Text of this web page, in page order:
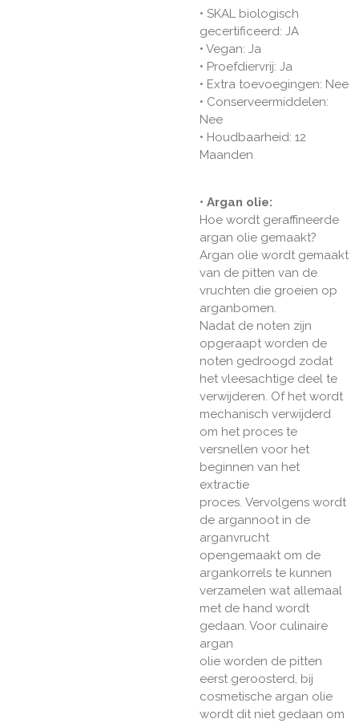
• SKAL biologisch
gecertificeerd: JA
• Vegan: Ja
• Proefdiervrij: Ja
• Extra toevoegingen: Nee
• Conserveermiddelen:
Nee
• Houdbaarheid: 12
Maanden
• Argan olie:
Hoe wordt geraffineerde
argan olie gemaakt?
Argan olie wordt gemaakt
van de pitten van de
vruchten die groeien op
arganbomen.
Nadat de noten zijn
opgeraapt worden de
noten gedroogd zodat
het vleesachtige deel te
verwijderen. Of het wordt
mechanisch verwijderd
om het proces te
versnellen voor het
beginnen van het
extractie
proces. Vervolgens wordt
de argannoot in de
arganvrucht
opengemaakt om de
argankorrels te kunnen
verzamelen wat allemaal
met de hand wordt
gedaan. Voor culinaire
argan
olie worden de pitten
eerst geroosterd, bij
cosmetische argan olie
wordt dit niet gedaan om